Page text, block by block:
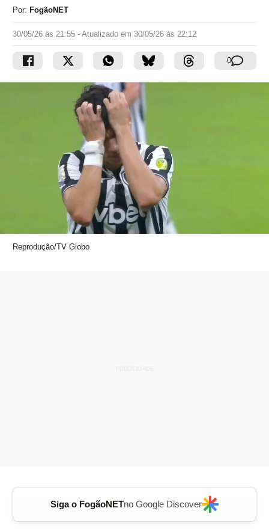
Por: FogãoNET
30/05/26 às 21:55 - Atualizado em 30/05/26 às 22:12
0
Reprodução/TV Globo
Siga o FogãoNETno Google Discover